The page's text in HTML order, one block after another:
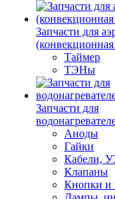
Запчасти для
Таймер
ТЭНы
Запчасти для
Аноды
Гайки
Кабели,
Клапаны
Кнопки и